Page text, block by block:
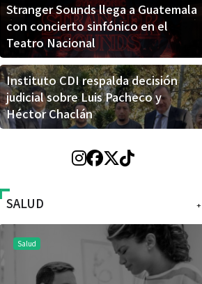
Stranger Sounds llega a Guatemala
con concierto sinfónico en el
Teatro Nacional
Instituto CDI respalda decisión
judicial sobre Luis Pacheco y
Héctor Chaclán
+
SALUD
Salud